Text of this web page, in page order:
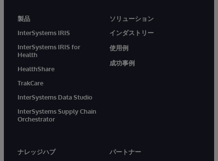
製品
InterSystems IRIS
InterSystems IRIS for
Health
HealthShare
TrakCare
InterSystems Data Studio
InterSystems Supply Chain
Orchestrator
ソリューション
インダストリー
使用例
成功事例
ナレッジハブ
パートナー